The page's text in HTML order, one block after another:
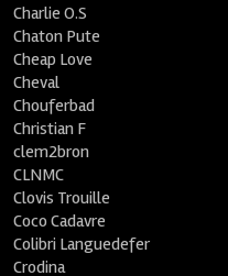
Charlie O.S
Chaton Pute
Cheap Love
Cheval
Chouferbad
Christian F
clem2bron
CLNMC
Clovis Trouille
Coco Cadavre
Colibri Languedefer
Crodina